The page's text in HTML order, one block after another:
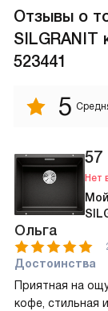
Отзывы о
SILGRANIT
523441
5
57
Нет
Ольга
Достоинства
Приятная на
кофе, стильная